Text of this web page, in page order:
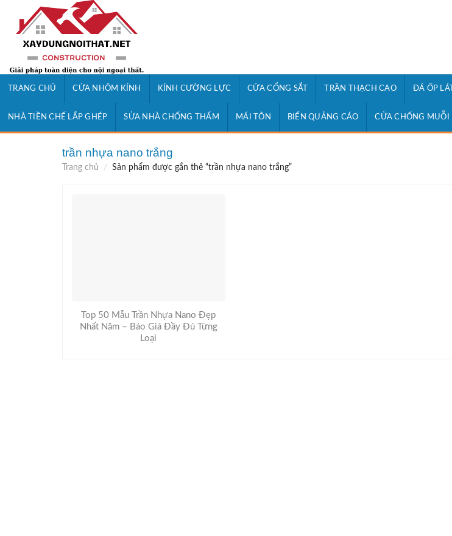
content
TRANG CHỦ CỬA NHÔM KÍNH KÍNH CƯỜNG LỰC CỬA CỔNG SẮT TRẦN THẠCH CAO ĐÁ ỐP LÁT
NHÀ TIỀN CHẾ LẮP GHÉP SỬA NHÀ CHỐNG THẤM MÁI TÔN BIỂN QUẢNG CÁO CỬA CHỐNG MUỖI
trần nhựa nano trắng
Trang chủ / Sản phẩm được gắn thẻ “trần nhựa nano trắng”
Top 50 Mẫu Trần Nhựa Nano Đẹp
Nhất Năm – Báo Giá Đầy Đủ Từng
Loại